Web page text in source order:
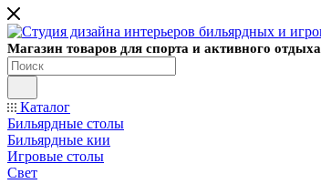
Магазин товаров для спорта и активного отдыха
Каталог
Бильярдные столы
Бильярдные кии
Игровые столы
Свет